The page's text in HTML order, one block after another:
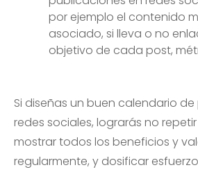
por ejemplo el contenido
asociado, si lleva o no
objetivo de cada post,
Si diseñas un buen calendario
redes sociales, lograrás no
mostrar todos los beneficios y
regularmente, y dosificar